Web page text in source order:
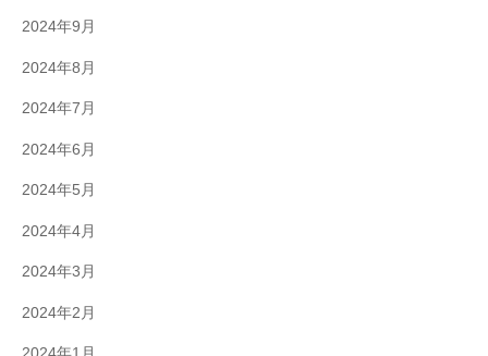
2024年9月
2024年8月
2024年7月
2024年6月
2024年5月
2024年4月
2024年3月
2024年2月